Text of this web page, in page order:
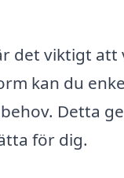
det viktigt att
kan du
Detta
för dig.